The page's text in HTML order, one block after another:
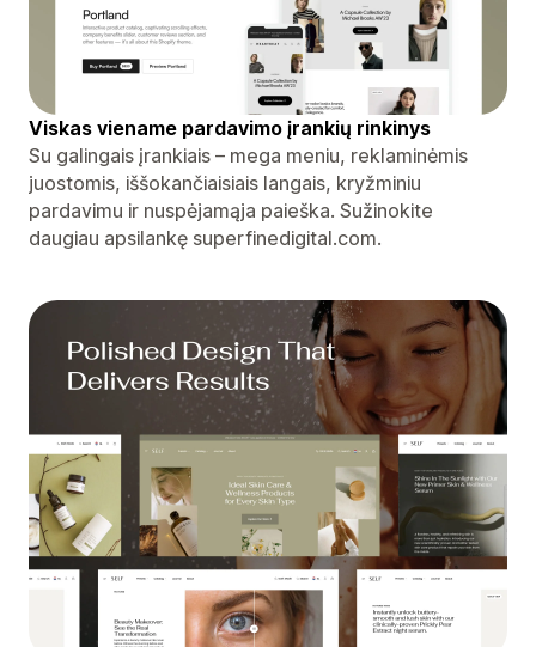
Viskas viename pardavimo įrankių rinkinys
Su galingais įrankiais – mega meniu, reklaminėmis
juostomis, iššokančiaisiais langais, kryžminiu
pardavimu ir nuspėjamąja paieška. Sužinokite
daugiau apsilankę superfinedigital.com.